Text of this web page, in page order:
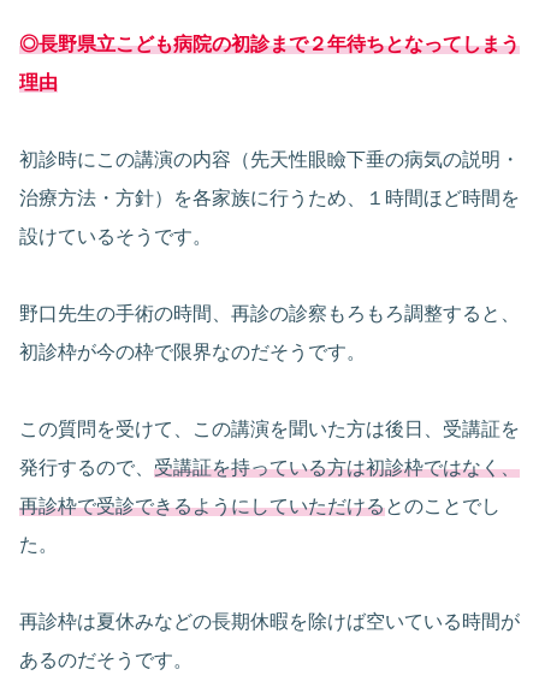
◎長野県立こども病院の初診まで２年待ちとなってしまう
理由
初診時にこの講演の内容（先天性眼瞼下垂の病気の説明・
治療方法・方針）を各家族に行うため、１時間ほど時間を
設けているそうです。
野口先生の手術の時間、再診の診察もろもろ調整すると、
初診枠が今の枠で限界なのだそうです。
この質問を受けて、この講演を聞いた方は後日、受講証を
発行するので、 受講証を持っている方は初診枠ではなく、
再診枠で受診できるようにしていただけるとのことでし
た。
再診枠は夏休みなどの長期休暇を除けば空いている時間が
あるのだそうです。